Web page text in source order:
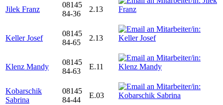
Jilek Franz
08145
84-36
2.13
Keller Josef
08145
84-65
2.13
Klenz Mandy
08145
84-63
E.11
Kobarschik
Sabrina
08145
84-44
E.03